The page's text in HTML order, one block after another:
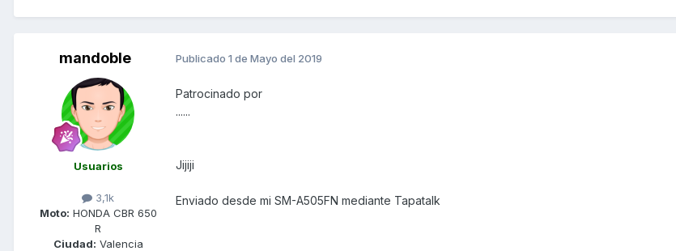
mandoble
Usuarios
3,1k
Moto: HONDA CBR 650
R
Ciudad: Valencia
Publicado 1 de Mayo del 2019
Patrocinado por
......
Jijiji
Enviado desde mi SM-A505FN mediante Tapatalk